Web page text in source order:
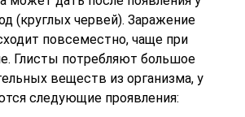
(круглых червей). Заражение
повсеместно, чаще при
Глисты потребляют большое
веществ из организма, у
следующие проявления: